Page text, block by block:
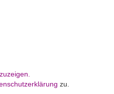
zu.